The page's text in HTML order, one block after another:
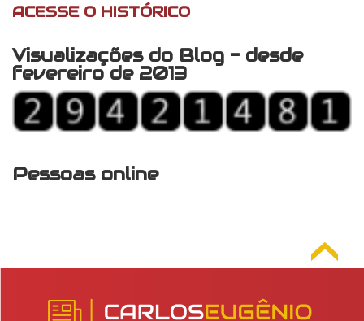
ACESSE O HISTÓRICO
Visualizações do Blog - desde
fevereiro de 2013
Pessoas online